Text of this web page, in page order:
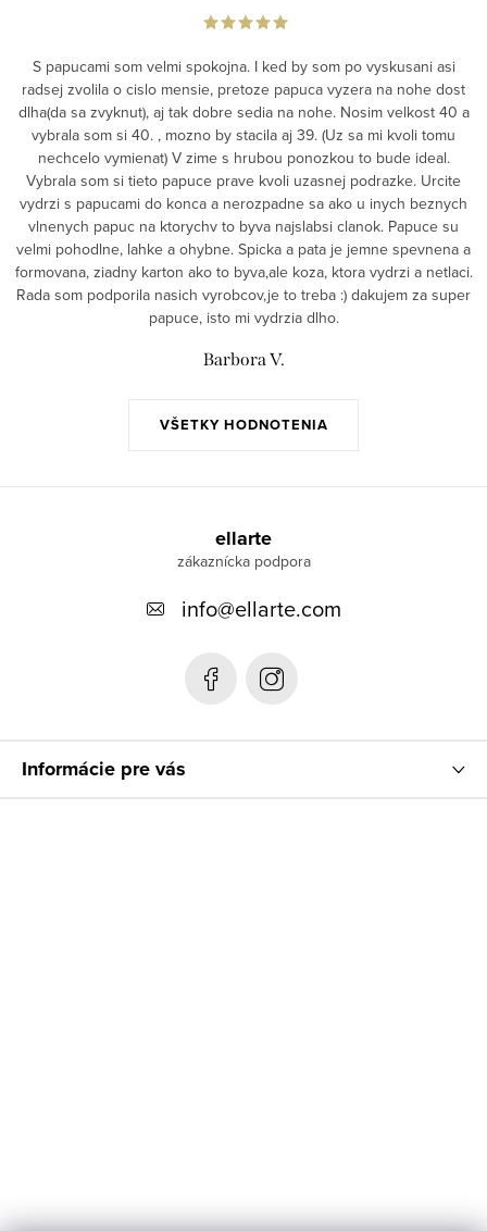
VŠETKY HODNOTENIA
S papucami som velmi spokojna. I ked by som po vyskusani asi
radsej zvolila o cislo mensie, pretoze papuca vyzera na nohe dost
dlha(da sa zvyknut), aj tak dobre sedia na nohe. Nosim velkost 40 a
vybrala som si 40. , mozno by stacila aj 39. (Uz sa mi kvoli tomu
nechcelo vymienat) V zime s hrubou ponozkou to bude ideal.
Vybrala som si tieto papuce prave kvoli uzasnej podrazke. Urcite
vydrzi s papucami do konca a nerozpadne sa ako u inych beznych
vlnenych papuc na ktorychv to byva najslabsi clanok. Papuce su
velmi pohodlne, lahke a ohybne. Spicka a pata je jemne spevnena a
formovana, ziadny karton ako to byva,ale koza, ktora vydrzi a netlaci.
Rada som podporila nasich vyrobcov,je to treba :) dakujem za super
papuce, isto mi vydrzia dlho.
Barbora V.
ellarte
info@ellarte.com
Informácie pre vás